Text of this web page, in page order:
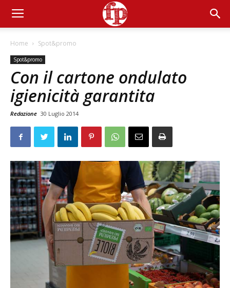
Home Spot&promo
Spot&promo
Con il cartone ondulato
igienicità garantita
Redazione 30 Luglio 2014